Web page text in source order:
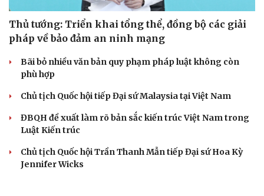
Thủ tướng: Triển khai tổng thể, đồng bộ các giải
pháp về bảo đảm an ninh mạng
Bãi bỏ nhiều văn bản quy phạm pháp luật không còn
phù hợp
Chủ tịch Quốc hội tiếp Đại sứ Malaysia tại Việt Nam
ĐBQH đề xuất làm rõ bản sắc kiến trúc Việt Nam trong
Luật Kiến trúc
Chủ tịch Quốc hội Trần Thanh Mẫn tiếp Đại sứ Hoa Kỳ
Jennifer Wicks